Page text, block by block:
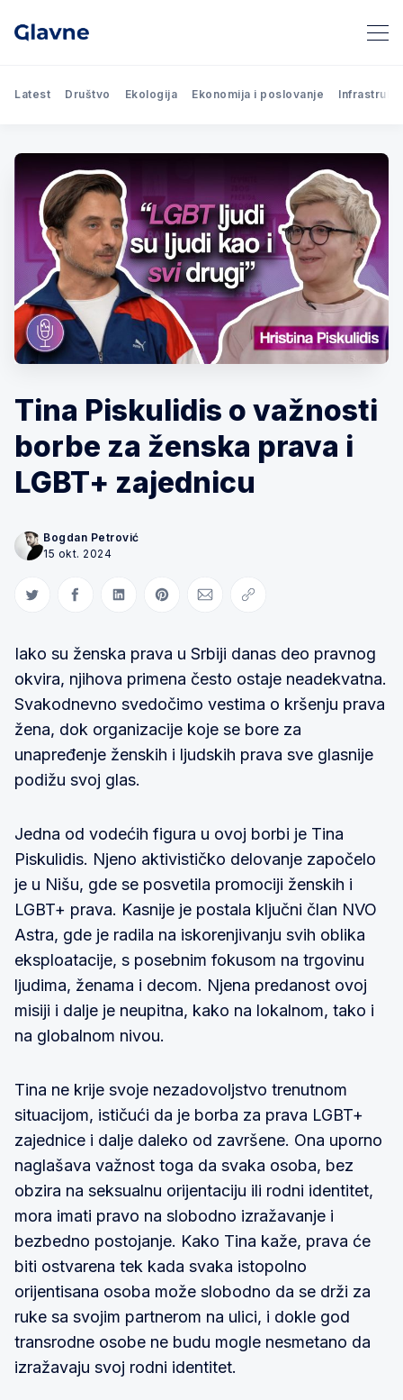
Latest Društvo Ekologija Ekonomija i poslovanje
Tina Piskulidis o važnosti
borbe za ženska prava i
LGBT+ zajednicu
Bogdan Petrović
15 okt. 2024
Share on Twitter
Share on Facebook
Share on LinkedIn
Share on Pinterest
Share via Email
Copy link
Iako su ženska prava u Srbiji danas deo pravnog
okvira, njihova primena često ostaje neadekvatna.
Svakodnevno svedočimo vestima o kršenju prava
žena, dok organizacije koje se bore za
unapređenje ženskih i ljudskih prava sve glasnije
podižu svoj glas.
Jedna od vodećih figura u ovoj borbi je Tina
Piskulidis. Njeno aktivističko delovanje započelo
je u Nišu, gde se posvetila promociji ženskih i
LGBT+ prava. Kasnije je postala ključni član NVO
Astra, gde je radila na iskorenjivanju svih oblika
eksploatacije, s posebnim fokusom na trgovinu
ljudima, ženama i decom. Njena predanost ovoj
misiji i dalje je neupitna, kako na lokalnom, tako i
na globalnom nivou.
Tina ne krije svoje nezadovoljstvo trenutnom
situacijom, ističući da je borba za prava LGBT+
zajednice i dalje daleko od završene. Ona uporno
naglašava važnost toga da svaka osoba, bez
obzira na seksualnu orijentaciju ili rodni identitet,
mora imati pravo na slobodno izražavanje i
bezbedno postojanje. Kako Tina kaže, prava će
biti ostvarena tek kada svaka istopolno
orijentisana osoba može slobodno da se drži za
ruke sa svojim partnerom na ulici, i dokle god
transrodne osobe ne budu mogle nesmetano da
izražavaju svoj rodni identitet.